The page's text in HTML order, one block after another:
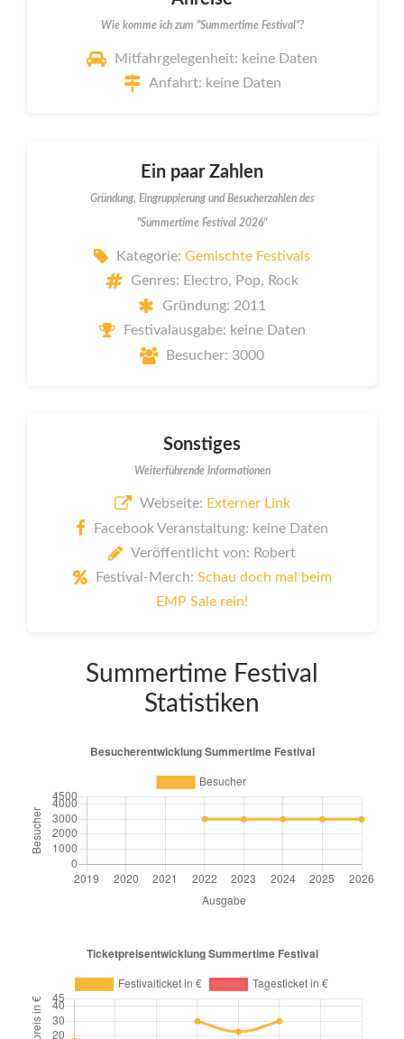
Wie komme ich zum "Summertime Festival"?
Mitfahrgelegenheit: keine Daten
Anfahrt: keine Daten
Ein paar Zahlen
Gründung, Eingruppierung und Besucherzahlen des
"Summertime Festival 2026"
Kategorie: Gemischte Festivals
Genres: Electro, Pop, Rock
Gründung: 2011
Festivalausgabe: keine Daten
Besucher: 3000
Sonstiges
Weiterführende Informationen
Webseite: Externer Link
Facebook Veranstaltung: keine Daten
Veröffentlicht von: Robert
Festival-Merch: Schau doch mal beim
EMP Sale rein!
Summertime Festival
Statistiken